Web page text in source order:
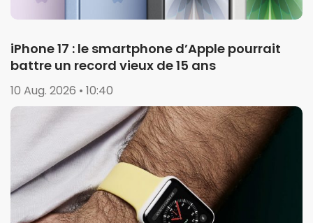
iPhone 17 : le smartphone d’Apple pourrait
battre un record vieux de 15 ans
10 Aug. 2026 • 10:40